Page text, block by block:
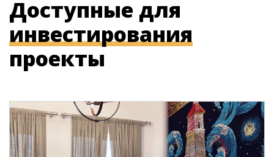
Доступные для
инвестирования
проекты